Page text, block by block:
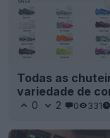
Todas as
variedade de
0 2 0 331